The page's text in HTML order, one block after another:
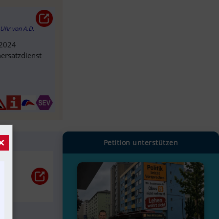
vonA.D.
Petition unterstützen